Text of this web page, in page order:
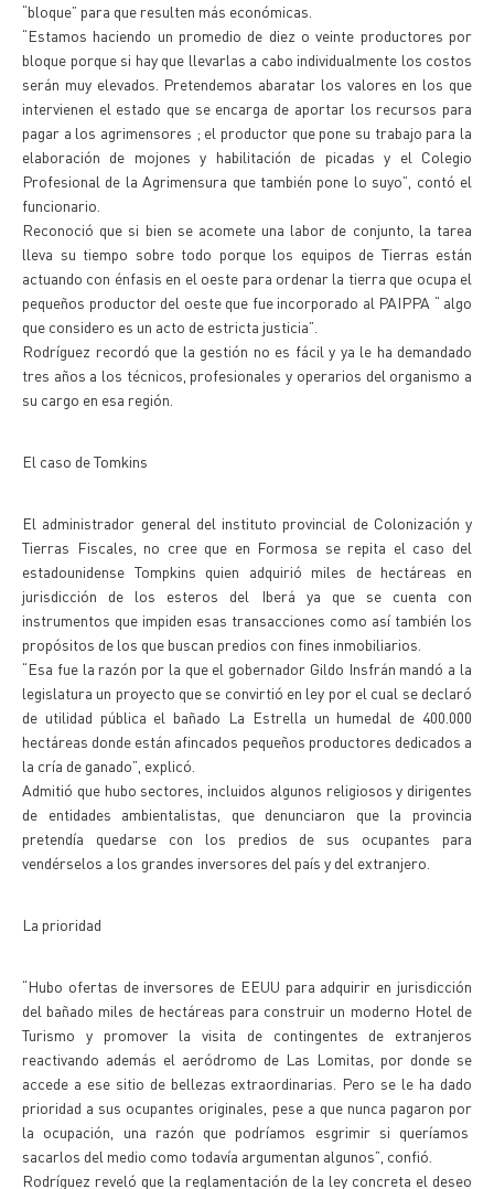
“bloque” para que resulten más económicas.
“Estamos haciendo un promedio de diez o veinte productores por
bloque porque si hay que llevarlas a cabo individualmente los costos
serán muy elevados. Pretendemos abaratar los valores en los que
intervienen el estado que se encarga de aportar los recursos para
pagar a los agrimensores ; el productor que pone su trabajo para la
elaboración de mojones y habilitación de picadas y el Colegio
Profesional de la Agrimensura que también pone lo suyo”, contó el
funcionario.
Reconoció que si bien se acomete una labor de conjunto, la tarea
lleva su tiempo sobre todo porque los equipos de Tierras están
actuando con énfasis en el oeste para ordenar la tierra que ocupa el
pequeños productor del oeste que fue incorporado al PAIPPA “ algo
que considero es un acto de estricta justicia”.
Rodríguez recordó que la gestión no es fácil y ya le ha demandado
tres años a los técnicos, profesionales y operarios del organismo a
su cargo en esa región.
El caso de Tomkins
El administrador general del instituto provincial de Colonización y
Tierras Fiscales, no cree que en Formosa se repita el caso del
estadounidense Tompkins quien adquirió miles de hectáreas en
jurisdicción de los esteros del Iberá ya que se cuenta con
instrumentos que impiden esas transacciones como así también los
propósitos de los que buscan predios con fines inmobiliarios.
“Esa fue la razón por la que el gobernador Gildo Insfrán mandó a la
legislatura un proyecto que se convirtió en ley por el cual se declaró
de utilidad pública el bañado La Estrella un humedal de 400.000
hectáreas donde están afincados pequeños productores dedicados a
la cría de ganado”, explicó.
Admitió que hubo sectores, incluidos algunos religiosos y dirigentes
de entidades ambientalistas, que denunciaron que la provincia
pretendía quedarse con los predios de sus ocupantes para
vendérselos a los grandes inversores del país y del extranjero.
La prioridad
“Hubo ofertas de inversores de EEUU para adquirir en jurisdicción
del bañado miles de hectáreas para construir un moderno Hotel de
Turismo y promover la visita de contingentes de extranjeros
reactivando además el aeródromo de Las Lomitas, por donde se
accede a ese sitio de bellezas extraordinarias. Pero se le ha dado
prioridad a sus ocupantes originales, pese a que nunca pagaron por
la ocupación, una razón que podríamos esgrimir si queríamos
sacarlos del medio como todavía argumentan algunos”, confió.
Rodríguez reveló que la reglamentación de la ley concreta el deseo